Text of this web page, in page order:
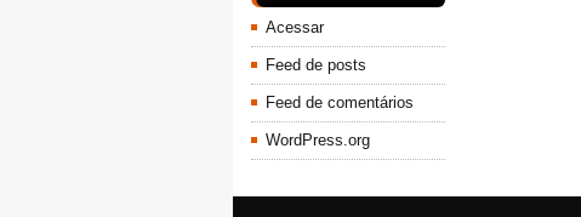
Acessar
Feed de posts
Feed de comentários
WordPress.org